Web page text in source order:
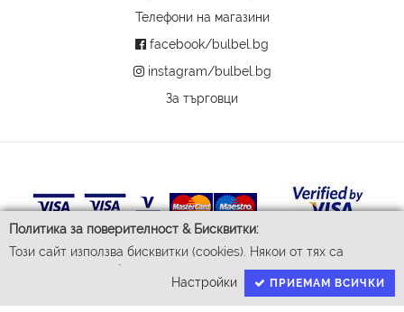
Политика за поверителност & Бисквитки:
Този сайт използва бисквитки (cookies). Някои от тях са
задължителни за функционирането му, докато други ни
помагат да подобрим Вашето преживяване. За да доставим
успешно Вашите покупки ние събираме и обработваме
Настройки ПРИЕМАМ ВСИЧКИ
Телефони на магазини
facebook/bulbel.bg
instagram/bulbel.bg
За търговци
© 2026 Бул-Бел ЕООД
Всички права запазени